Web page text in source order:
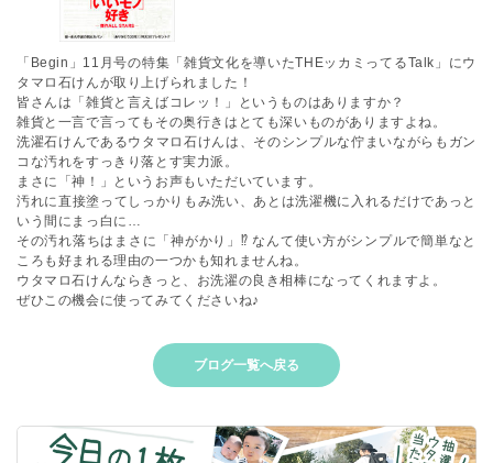
「Begin」11月号の特集「雑貨文化を導いたTHEッカミってるTalk」にウ
タマロ石けんが取り上げられました！
皆さんは「雑貨と言えばコレッ！」というものはありますか？
雑貨と一言で言ってもその奥行きはとても深いものがありますよね。
洗濯石けんであるウタマロ石けんは、そのシンプルな佇まいながらもガン
コな汚れをすっきり落とす実力派。
まさに「神！」というお声もいただいています。
汚れに直接塗ってしっかりもみ洗い、あとは洗濯機に入れるだけであっと
いう間にまっ白に…
その汚れ落ちはまさに「神がかり」⁉︎ なんて使い方がシンプルで簡単なと
ころも好まれる理由の一つかも知れませんね。
ウタマロ石けんならきっと、お洗濯の良き相棒になってくれますよ。
ぜひこの機会に使ってみてくださいね♪
ブログ一覧へ戻る